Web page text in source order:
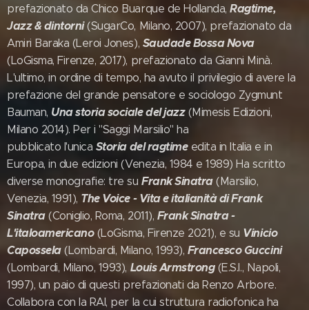
prefazionato da Chico Buarque de Hollanda,Ragtime,
Jazz & dintorni(SugarCo, Milano, 2007), prefazionato da
Amiri Baraka (Leroi Jones), Saudade Bossa Nova
(LoGisma, Firenze, 2017), prefazionato da Gianni Minà.
L'ultimo, in ordine di tempo, ha avuto il privilegio di avere la
prefazione del grande pensatore e sociologo Zygmunt
Bauman, Una storia sociale del jazz(Mimesis Edizioni,
Milano 2014). Per i "Saggi Marsilio" ha
pubblicato l'unica Storia del ragtimeedita in Italia e in
Europa, in due edizioni (Venezia, 1984 e 1989) Ha scritto
diverse monografie: tre suFrank Sinatra(Marsilio,
Venezia, 1991), The Voice - Vita e italianità di Frank
Sinatra (Coniglio, Roma, 2011), Frank Sinatra -
L'italoamericano(LoGisma, Firenze 2021), e su Vinicio
Capossela(Lombardi, Milano, 1993), Francesco Guccini
(Lombardi, Milano, 1993), Louis Armstrong(E.S.I., Napoli,
1997), un paio di questi prefazionati da Renzo Arbore.
Collabora con la RAI, per la cui struttura radiofonica ha